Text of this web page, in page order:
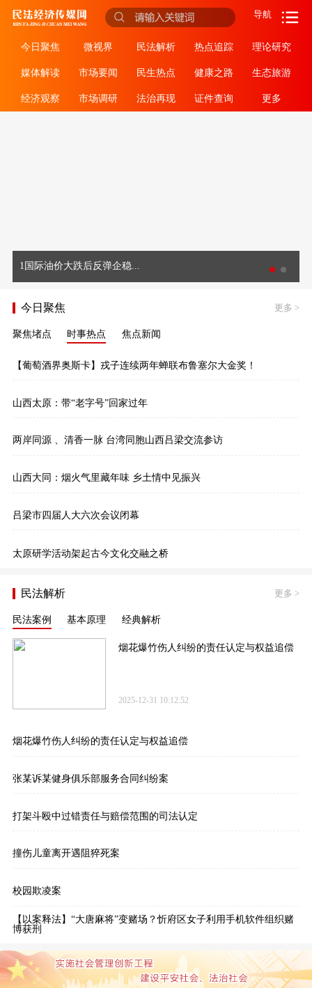
导航
今日聚焦 微视界 民法解析 热点追踪 理论研究
媒体解读 市场要闻 民生热点 健康之路 生态旅游
经济观察 市场调研 法治再现 证件查询 更多
1国际油价大跌后反弹企稳...
今日聚焦 更多 >
聚焦堵点 时事热点 焦点新闻
【葡萄酒界奥斯卡】戎子连续两年蝉联布鲁塞尔大金奖！
山西太原：带“老字号”回家过年
两岸同源 、清香一脉 台湾同胞山西吕梁交流参访
山西大同：烟火气里藏年味 乡土情中见振兴
吕梁市四届人大六次会议闭幕
太原研学活动架起古今文化交融之桥
民法解析 更多 >
民法案例 基本原理 经典解析
烟花爆竹伤人纠纷的责任认定与权益追偿
2025-12-31 10:12:52
烟花爆竹伤人纠纷的责任认定与权益追偿
张某诉某健身俱乐部服务合同纠纷案
打架斗殴中过错责任与赔偿范围的司法认定
撞伤儿童离开遇阻猝死案
校园欺凌案
【以案释法】“大唐麻将”变赌场？忻府区女子利用手机软件组织赌
博获刑